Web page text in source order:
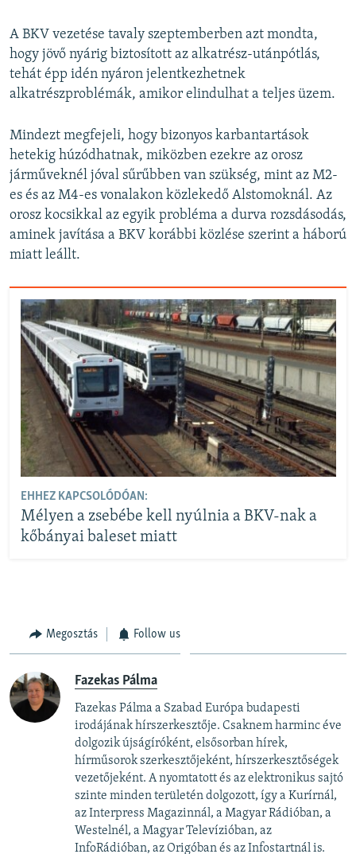
A BKV vezetése tavaly szeptemberben azt mondta,
hogy jövő nyárig biztosított az alkatrész-utánpótlás,
tehát épp idén nyáron jelentkezhetnek
alkatrészproblémák, amikor elindulhat a teljes üzem.
Mindezt megfejeli, hogy bizonyos karbantartások
hetekig húzódhatnak, miközben ezekre az orosz
járműveknél jóval sűrűbben van szükség, mint az M2-
es és az M4-es vonalakon közlekedő Alstomoknál. Az
orosz kocsikkal az egyik probléma a durva rozsdásodás,
aminek javítása a BKV korábbi közlése szerint a háború
miatt leállt.
EHHEZ KAPCSOLÓDÓAN:
Mélyen a zsebébe kell nyúlnia a BKV-nak a
kőbányai baleset miatt
Megosztás Follow us
Fazekas Pálma
Fazekas Pálma a Szabad Európa budapesti
irodájának hírszerkesztője. Csaknem harminc éve
dolgozik újságíróként, elsősorban hírek,
hírműsorok szerkesztőjeként, hírszerkesztőségek
vezetőjeként. A nyomtatott és az elektronikus sajtó
szinte minden területén dolgozott, így a Kurírnál,
az Interpress Magazinnál, a Magyar Rádióban, a
Westelnél, a Magyar Televízióban, az
InfoRádióban, az Origóban és az Infostartnál is.